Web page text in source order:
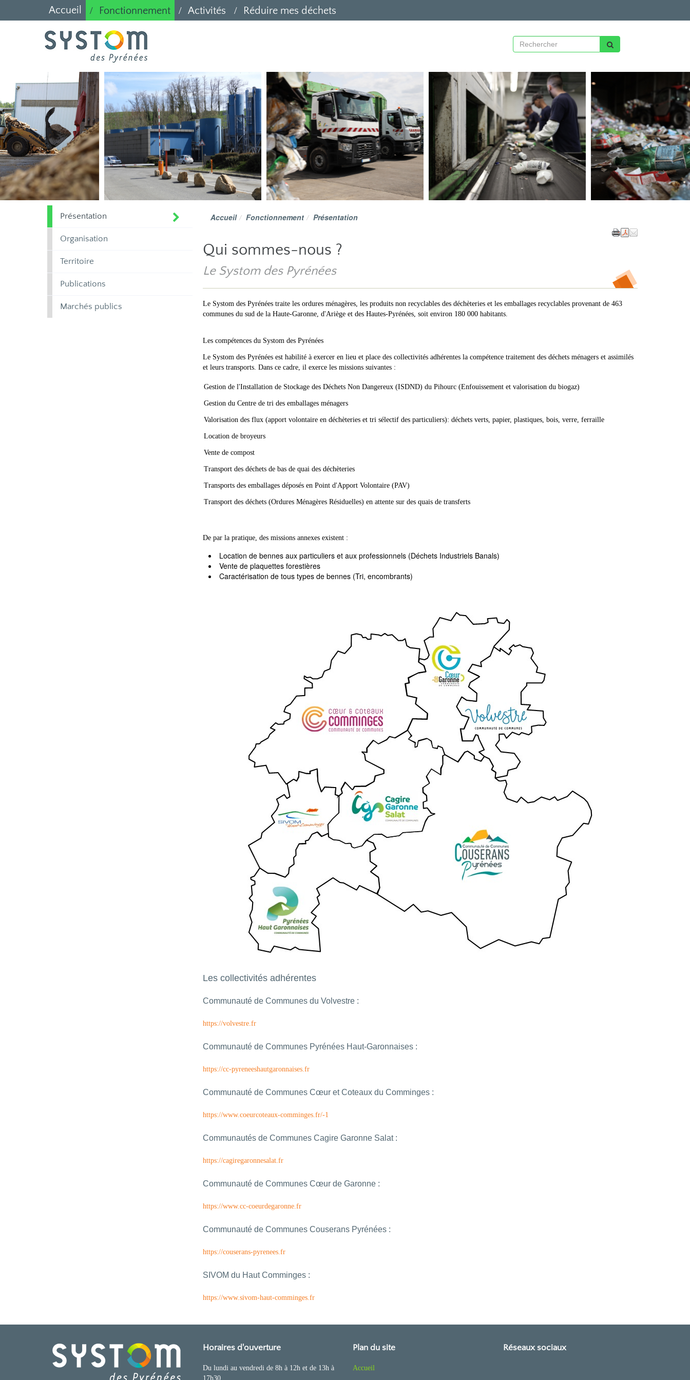
Accueil Fonctionnement Activités Réduire mes déchets
Accueil Fonctionnement Présentation
Qui sommes-nous ?
Le Systom des Pyrénées
Le Systom des Pyrénées traite les ordures ménagères, les produits non recyclables des déchèteries et les emballages recyclables provenant de 463
communes du sud de la Haute-Garonne, d'Ariège et des Hautes-Pyrénées, soit environ 180 000 habitants.
Les compétences du Systom des Pyrénées
Le Systom des Pyrénées est habilité à exercer en lieu et place des collectivités adhérentes la compétence traitement des déchets ménagers et assimilés
et leurs transports. Dans ce cadre, il exerce les missions suivantes :
Gestion de l'Installation de Stockage des Déchets Non Dangereux (ISDND) du Pihourc (Enfouissement et valorisation du biogaz)
Gestion du Centre de tri des emballages ménagers
Valorisation des flux (apport volontaire en déchèteries et tri sélectif des particuliers): déchets verts, papier, plastiques, bois, verre, ferraille
Location de broyeurs
Vente de compost
Transport des déchets de bas de quai des déchèteries
Transports des emballages déposés en Point d'Apport Volontaire (PAV)
Transport des déchets (Ordures Ménagères Résiduelles) en attente sur des quais de transferts
De par la pratique, des missions annexes existent :
Location de bennes aux particuliers et aux professionnels (Déchets Industriels Banals)
Vente de plaquettes forestières
Caractérisation de tous types de bennes (Tri, encombrants)
Les collectivités adhérentes
Communauté de Communes du Volvestre :
https://volvestre.fr
Communauté de Communes Pyrénées Haut-Garonnaises :
https://cc-pyreneeshautgaronnaises.fr
Communauté de Communes Cœur et Coteaux du Comminges :
https://www.coeurcoteaux-comminges.fr/-1
Communautés de Communes Cagire Garonne Salat :
https://cagiregaronnesalat.fr
Communauté de Communes Cœur de Garonne :
https://www.cc-coeurdegaronne.fr
Communauté de Communes Couserans Pyrénées :
https://couserans-pyrenees.fr
SIVOM du Haut Comminges :
https://www.sivom-haut-comminges.fr
Présentation
Organisation
Territoire
Publications
Marchés publics
Horaires d'ouverture
Du lundi au vendredi de 8h à 12h et de 13h à
17h30
Plan du site
Accueil
Réseaux sociaux